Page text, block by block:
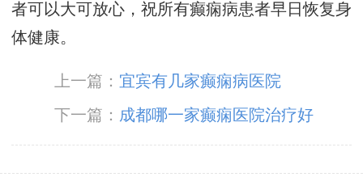
者可以大可放心，祝所有癫痫病患者早日恢复身
体健康。
上一篇： 宜宾有几家癫痫病医院
下一篇： 成都哪一家癫痫医院治疗好